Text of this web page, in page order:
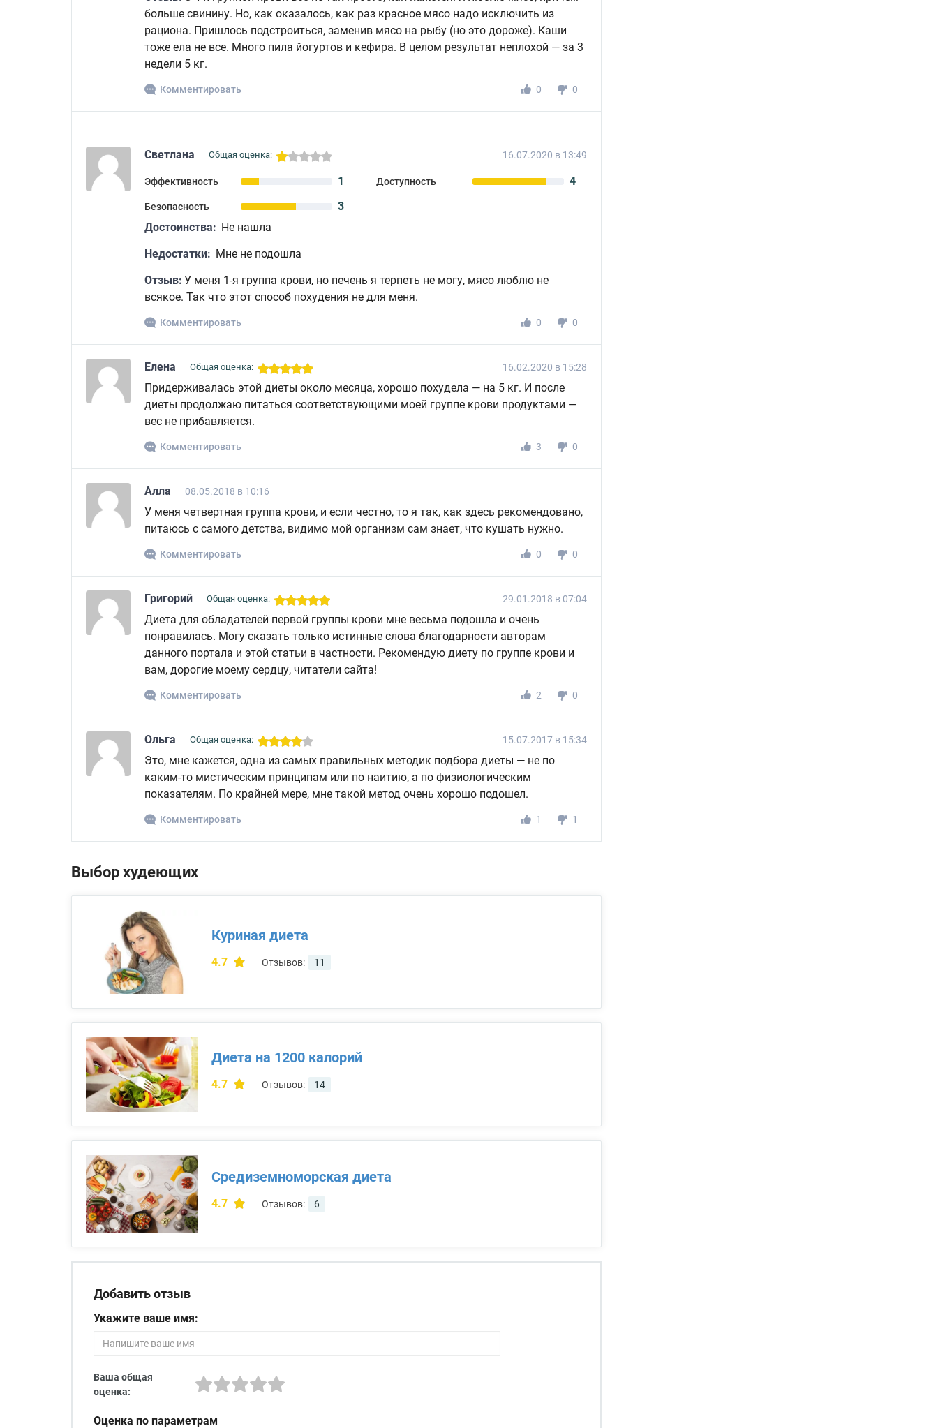
больше свинину. Но, как оказалось, как раз красное мясо надо исключить из
рациона. Пришлось подстроиться, заменив мясо на рыбу (но это дороже). Каши
тоже ела не все. Много пила йогуртов и кефира. В целом результат неплохой — за 3
недели 5 кг.
Комментировать 0 0
Светлана Общая оценка: 16.07.2020 в 13:49
Эффективность 1 Доступность 4
Безопасность
3
Достоинства: Не нашла
Недостатки: Мне не подошла
Отзыв: У меня 1-я группа крови, но печень я терпеть не могу, мясо люблю не
всякое. Так что этот способ похудения не для меня.
Комментировать 0 0
Елена Общая оценка: 16.02.2020 в 15:28
Придерживалась этой диеты около месяца, хорошо похудела — на 5 кг. И после
диеты продолжаю питаться соответствующими моей группе крови продуктами —
вес не прибавляется.
Комментировать 3 0
Алла 08.05.2018 в 10:16
У меня четвертная группа крови, и если честно, то я так, как здесь рекомендовано,
питаюсь с самого детства, видимо мой организм сам знает, что кушать нужно.
Комментировать 0 0
Григорий Общая оценка: 29.01.2018 в 07:04
Диета для обладателей первой группы крови мне весьма подошла и очень
понравилась. Могу сказать только истинные слова благодарности авторам
данного портала и этой статьи в частности. Рекомендую диету по группе крови и
вам, дорогие моему сердцу, читатели сайта!
Комментировать 2 0
Ольга Общая оценка: 15.07.2017 в 15:34
Это, мне кажется, одна из самых правильных методик подбора диеты — не по
каким-то мистическим принципам или по наитию, а по физиологическим
показателям. По крайней мере, мне такой метод очень хорошо подошел.
Комментировать 1 1
Выбор худеющих
Куриная диета
4.7 Отзывов: 11
Диета на 1200 калорий
4.7 Отзывов: 14
Средиземноморская диета
4.7 Отзывов: 6
Добавить отзыв
Укажите ваше имя:
Ваша общая
оценка:
Оценка по параметрам